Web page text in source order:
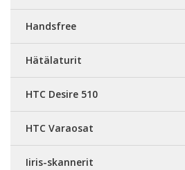
Handsfree
Hätälaturit
HTC Desire 510
HTC Varaosat
Iiris-skannerit